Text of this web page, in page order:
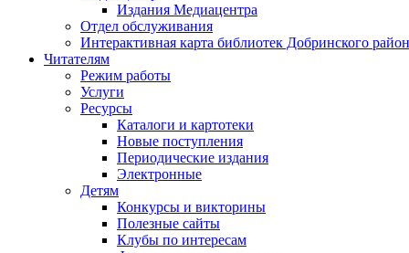
Издания Медиацентра
Отдел обслуживания
Интерактивная карта библиотек Добринского
Читателям
Режим работы
Услуги
Ресурсы
Каталоги и картотеки
Новые поступления
Периодические издания
Электронные
Детям
Конкурсы и викторины
Полезные сайты
Клубы по интересам